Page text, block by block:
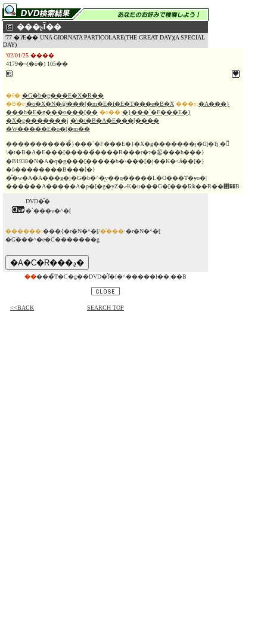
���ʂȈ��
'77 �ɁE�� UNA GIORNATA PARTICOLARE(THE GREAT DAY)(A SPECIAL
DAY)
'02/01/25 ����
4179�~(�ō�) 105��
�ē�:�G�b�g���E�X�R��
�B�e:�o�X�N�@���[�m�E�f�E�T���e�B�X ���y:�A���}
���h�E�g���o���[�� �o��:�}���`�F���E�}
�X�g�������j �\�t�B�A�E���[����
�W�����E�o�[�m��
�����������̃}���`�F���E�}�X�g�������j�Ƣ�Ђ܂�裂̃
\�t�B�A�E���[�����̉����R���r�ɂ�銴���h���}
�B1938�N�A�q�g���[�����b�\���[�j��K�˂ă��[�}
�ɓ��������B���[�}
�̎�w�A�A���g�j�G�b�^�͕v��q�����L�O���T�ɏo�|
������A�����A�p�[�g�ɏZ�ރK�u���G�[���Ƃӂ��Ɍ��΂��B
DVD�̂�
�`���v�^�[
������:���{�r�N�^�[/�̔���:�r�N�^�[
�G���^�e�C�������g
�� ���̃T�C�g��DVD�̂݃f�[�^�����ł��܂��B
<<BACK SEARCH TOP